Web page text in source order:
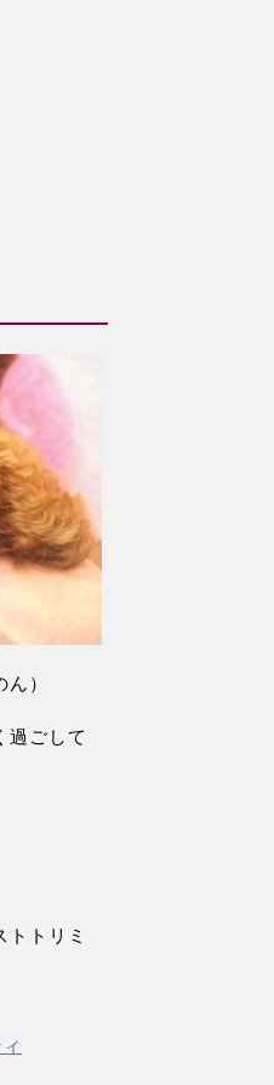
）
過ごして
トリミ